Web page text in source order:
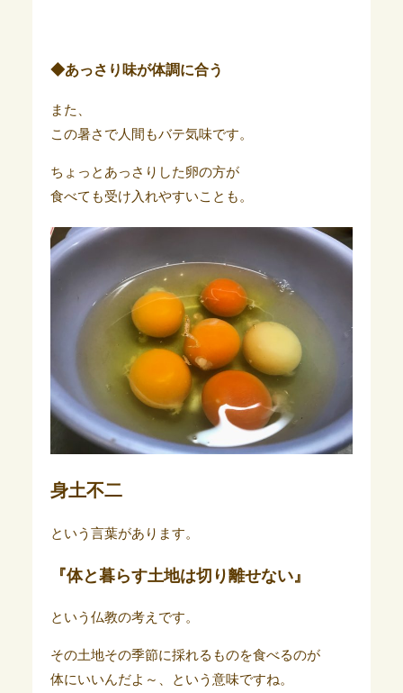
◆あっさり味が体調に合う
また、
この暑さで人間もバテ気味です。
ちょっとあっさりした卵の方が
食べても受け入れやすいことも。
身土不二
という言葉があります。
『体と暮らす土地は切り離せない』
という仏教の考えです。
その土地その季節に採れるものを食べるのが
体にいいんだよ～、という意味ですね。